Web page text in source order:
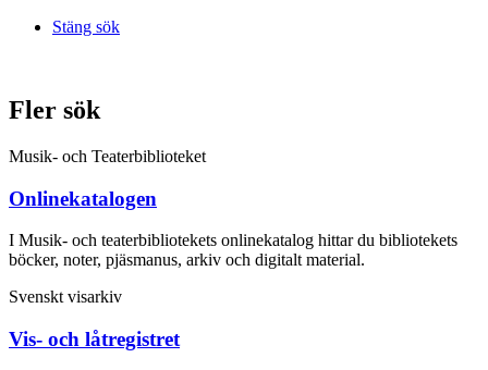
Stäng sök
Fler sök
Musik- och Teaterbiblioteket
Onlinekatalogen
I Musik- och teaterbibliotekets onlinekatalog hittar du bibliotekets
böcker, noter, pjäsmanus, arkiv och digitalt material.
Svenskt visarkiv
Vis- och låtregistret